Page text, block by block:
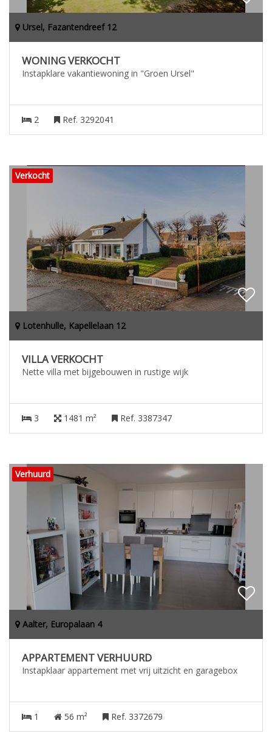
Ursel, Fazantendreef 12
WONING VERKOCHT
Instapklare vakantiewoning in "Groen Ursel"
2 Ref. 3292041
Verkocht
Lotenhulle, Kapellelaan 12
VILLA VERKOCHT
Nette villa met bijgebouwen in rustige wijk
3 1481 m² Ref. 3387347
Verhuurd
Aalter, Europalaan 4
APPARTEMENT VERHUURD
Instapklaar appartement met vrij uitzicht en garagebox
1 56 m² Ref. 3372679